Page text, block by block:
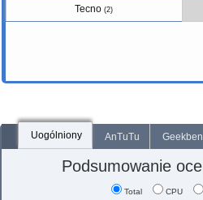
Tecno(2)
Uogólniony AnTuTu
Podsumowanie
Total CPU